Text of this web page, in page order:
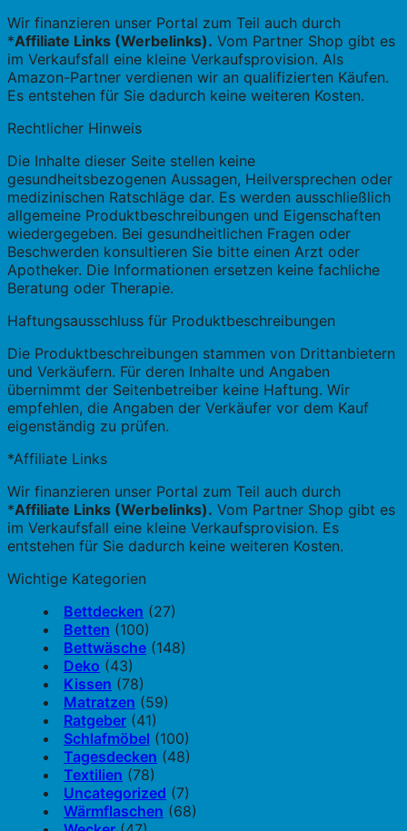
Wir finanzieren unser Portal zum Teil auch durch
*Affiliate Links (Werbelinks). Vom Partner Shop gibt es
im Verkaufsfall eine kleine Verkaufsprovision. Als
Amazon-Partner verdienen wir an qualifizierten Käufen.
Es entstehen für Sie dadurch keine weiteren Kosten.
Rechtlicher Hinweis
Die Inhalte dieser Seite stellen keine
gesundheitsbezogenen Aussagen, Heilversprechen oder
medizinischen Ratschläge dar. Es werden ausschließlich
allgemeine Produktbeschreibungen und Eigenschaften
wiedergegeben. Bei gesundheitlichen Fragen oder
Beschwerden konsultieren Sie bitte einen Arzt oder
Apotheker. Die Informationen ersetzen keine fachliche
Beratung oder Therapie.
Haftungsausschluss für Produktbeschreibungen
Die Produktbeschreibungen stammen von Drittanbietern
und Verkäufern. Für deren Inhalte und Angaben
übernimmt der Seitenbetreiber keine Haftung. Wir
empfehlen, die Angaben der Verkäufer vor dem Kauf
eigenständig zu prüfen.
*Affiliate Links
Wir finanzieren unser Portal zum Teil auch durch
*Affiliate Links (Werbelinks). Vom Partner Shop gibt es
im Verkaufsfall eine kleine Verkaufsprovision. Es
entstehen für Sie dadurch keine weiteren Kosten.
Wichtige Kategorien
Bettdecken (27)
Betten (100)
Bettwäsche (148)
Deko (43)
Kissen (78)
Matratzen (59)
Ratgeber (41)
Schlafmöbel (100)
Tagesdecken (48)
Textilien (78)
Uncategorized (7)
Wärmflaschen (68)